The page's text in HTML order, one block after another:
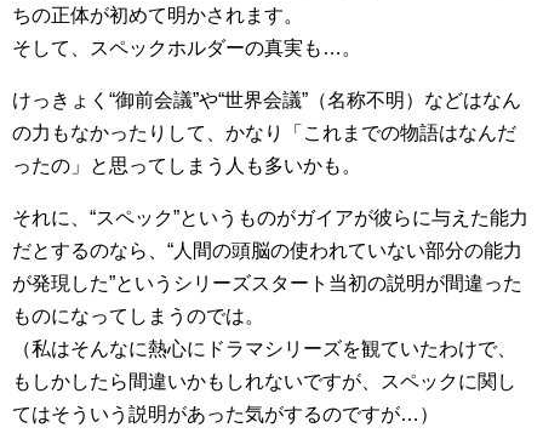
ちの正体が初めて明かされます。
そして、スペックホルダーの真実も…。
けっきょく“御前会議”や“世界会議”（名称不明）などはなん
の力もなかったりして、かなり「これまでの物語はなんだ
ったの」と思ってしまう人も多いかも。
それに、“スペック”というものがガイアが彼らに与えた能力
だとするのなら、“人間の頭脳の使われていない部分の能力
が発現した”というシリーズスタート当初の説明が間違った
ものになってしまうのでは。
（私はそんなに熱心にドラマシリーズを観ていたわけで、
もしかしたら間違いかもしれないですが、スペックに関し
てはそういう説明があった気がするのですが…）